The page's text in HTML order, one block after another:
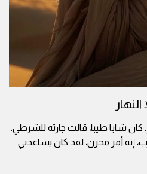
النهار. كان شابا طيبا، قالت جارته للشرطي.
إنه أمر محزن، لقد كان يساعدني